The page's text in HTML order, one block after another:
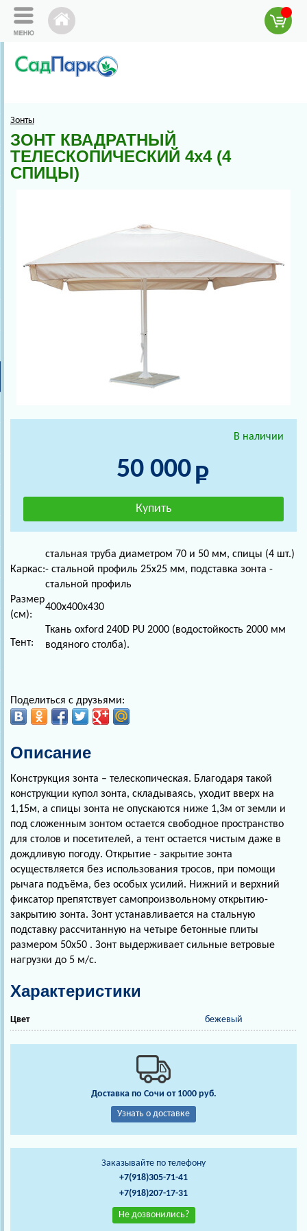
Зонты
ЗОНТ КВАДРАТНЫЙ
ТЕЛЕСКОПИЧЕСКИЙ 4х4 (4
СПИЦЫ)
В наличии
50 000
Каркас:
стальная труба диаметром 70 и 50 мм, спицы (4 шт.)
- стальной профиль 25х25 мм, подставка зонта -
стальной профиль
Размер
(см):
400x400x430
Тент:
Ткань oxford 240D PU 2000 (водостойкость 2000 мм
водяного столба).
Поделиться с друзьями:
Описание
Конструкция зонта – телескопическая. Благодаря такой
конструкции купол зонта, складываясь, уходит вверх на
1,15м, а спицы зонта не опускаются ниже 1,3м от земли и
под сложенным зонтом остается свободное пространство
для столов и посетителей, а тент остается чистым даже в
дождливую погоду. Открытие - закрытие зонта
осуществляется без использования тросов, при помощи
рычага подъёма, без особых усилий. Нижний и верхний
фиксатор препятствует самопроизвольному открытию-
закрытию зонта. Зонт устанавливается на стальную
подставку рассчитанную на четыре бетонные плиты
размером 50х50 . Зонт выдерживает сильные ветровые
нагрузки до 5 м/с.
Характеристики
Цвет бежевый
Доставка по Сочи от 1000 руб.
Узнать о доставке
Заказывайте по телефону
+7(918)305-71-41
+7(918)207-17-31
Не дозвонились?